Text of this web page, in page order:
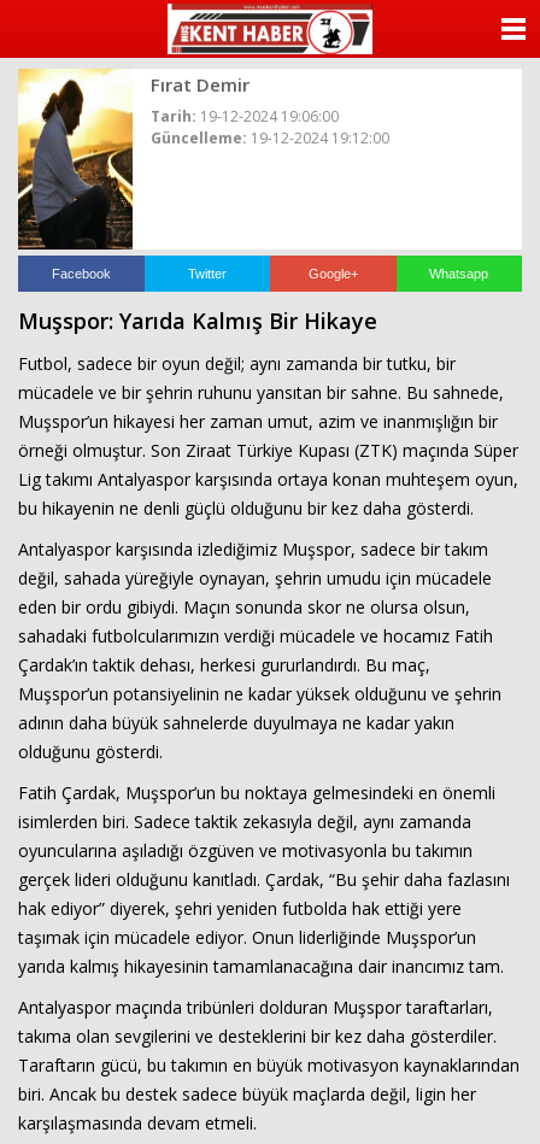
Fırat Demir
Tarih: 19-12-2024 19:06:00
Güncelleme: 19-12-2024 19:12:00
Facebook Twitter Google+ Whatsapp
Muşspor: Yarıda Kalmış Bir Hikaye
Futbol, sadece bir oyun değil; aynı zamanda bir tutku, bir
mücadele ve bir şehrin ruhunu yansıtan bir sahne. Bu sahnede,
Muşspor’un hikayesi her zaman umut, azim ve inanmışlığın bir
örneği olmuştur. Son Ziraat Türkiye Kupası (ZTK) maçında Süper
Lig takımı Antalyaspor karşısında ortaya konan muhteşem oyun,
bu hikayenin ne denli güçlü olduğunu bir kez daha gösterdi.
Antalyaspor karşısında izlediğimiz Muşspor, sadece bir takım
değil, sahada yüreğiyle oynayan, şehrin umudu için mücadele
eden bir ordu gibiydi. Maçın sonunda skor ne olursa olsun,
sahadaki futbolcularımızın verdiği mücadele ve hocamız Fatih
Çardak’ın taktik dehası, herkesi gururlandırdı. Bu maç,
Muşspor’un potansiyelinin ne kadar yüksek olduğunu ve şehrin
adının daha büyük sahnelerde duyulmaya ne kadar yakın
olduğunu gösterdi.
Fatih Çardak, Muşspor’un bu noktaya gelmesindeki en önemli
isimlerden biri. Sadece taktik zekasıyla değil, aynı zamanda
oyuncularına aşıladığı özgüven ve motivasyonla bu takımın
gerçek lideri olduğunu kanıtladı. Çardak, “Bu şehir daha fazlasını
hak ediyor” diyerek, şehri yeniden futbolda hak ettiği yere
taşımak için mücadele ediyor. Onun liderliğinde Muşspor’un
yarıda kalmış hikayesinin tamamlanacağına dair inancımız tam.
Antalyaspor maçında tribünleri dolduran Muşspor taraftarları,
takıma olan sevgilerini ve desteklerini bir kez daha gösterdiler.
Taraftarın gücü, bu takımın en büyük motivasyon kaynaklarından
biri. Ancak bu destek sadece büyük maçlarda değil, ligin her
karşılaşmasında devam etmeli.
ANASAYFA
YAZARLAR
VİDEO GALERİ
Haberin Doğru Adresi.